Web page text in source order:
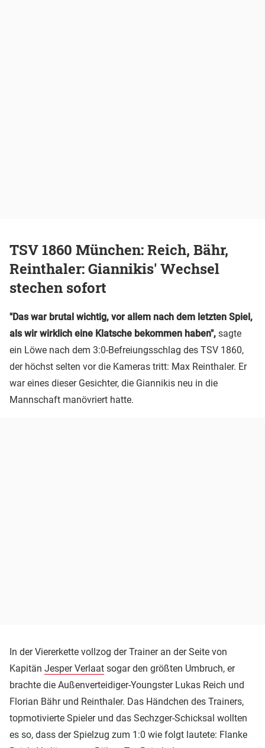
TSV 1860 München: Reich, Bähr,
Reinthaler: Giannikis' Wechsel
stechen sofort
"Das war brutal wichtig, vor allem nach dem letzten Spiel,
als wir wirklich eine Klatsche bekommen haben", sagte
ein Löwe nach dem 3:0-Befreiungsschlag des TSV 1860,
der höchst selten vor die Kameras tritt: Max Reinthaler. Er
war eines dieser Gesichter, die Giannikis neu in die
Mannschaft manövriert hatte.
In der Viererkette vollzog der Trainer an der Seite von
Kapitän Jesper Verlaat sogar den größten Umbruch, er
brachte die Außenverteidiger-Youngster Lukas Reich und
Florian Bähr und Reinthaler. Das Händchen des Trainers,
topmotivierte Spieler und das Sechzger-Schicksal wollten
es so, dass der Spielzug zum 1:0 wie folgt lautete: Flanke